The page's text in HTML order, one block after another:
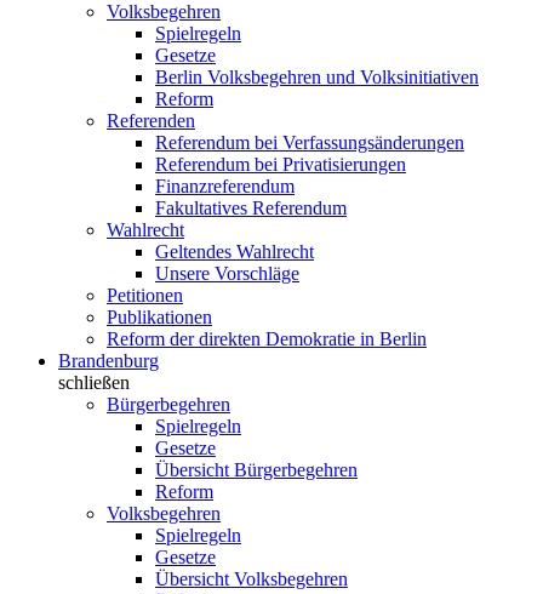
Volksbegehren
Spielregeln
Gesetze
Berlin Volksbegehren und Volksinitiativen
Reform
Referenden
Referendum bei Verfassungsänderungen
Referendum bei Privatisierungen
Finanzreferendum
Fakultatives Referendum
Wahlrecht
Geltendes Wahlrecht
Unsere Vorschläge
Petitionen
Publikationen
Reform der direkten Demokratie in Berlin
Brandenburg
schließen
Bürgerbegehren
Spielregeln
Gesetze
Übersicht Bürgerbegehren
Reform
Volksbegehren
Spielregeln
Gesetze
Übersicht Volksbegehren